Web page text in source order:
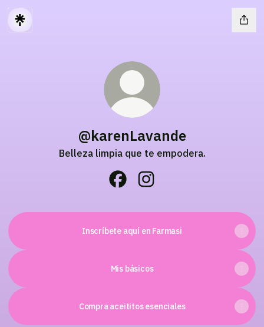
@karenLavande
Belleza limpia que te empodera.
Inscríbete aquí en Farmasi
Mis básicos
Compra aceititos esenciales